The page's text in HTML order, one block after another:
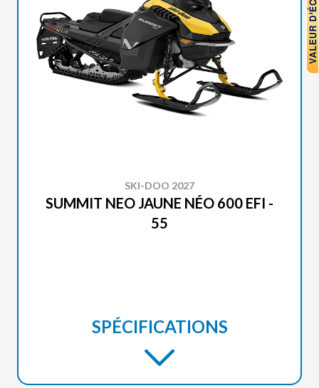
SKI-DOO 2027
SUMMIT NEO JAUNE NÉO 600 EFI -
55
SPÉCIFICATIONS